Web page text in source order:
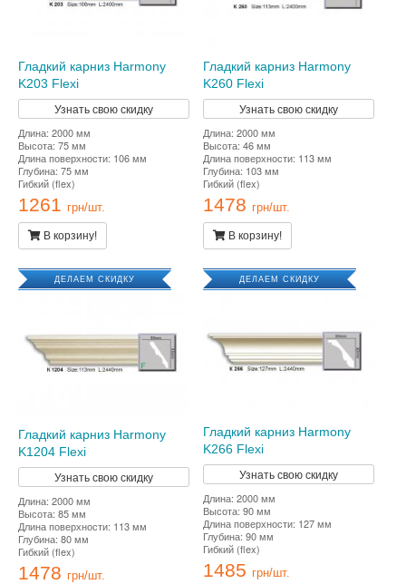
Гладкий карниз Harmony
K203 Flexi
Узнать свою скидку
Длина: 2000 мм
Высота: 75 мм
Длина поверхности: 106 мм
Глубина: 75 мм
Гибкий (flex)
1261 грн/шт.
В корзину!
Гладкий карниз Harmony
K260 Flexi
Узнать свою скидку
Длина: 2000 мм
Высота: 46 мм
Длина поверхности: 113 мм
Глубина: 103 мм
Гибкий (flex)
1478 грн/шт.
В корзину!
ДЕЛАЕМ СКИДКУ
Гладкий карниз Harmony
K1204 Flexi
Узнать свою скидку
Длина: 2000 мм
Высота: 85 мм
Длина поверхности: 113 мм
Глубина: 80 мм
Гибкий (flex)
1478 грн/шт.
ДЕЛАЕМ СКИДКУ
Гладкий карниз Harmony
K266 Flexi
Узнать свою скидку
Длина: 2000 мм
Высота: 90 мм
Длина поверхности: 127 мм
Глубина: 90 мм
Гибкий (flex)
1485 грн/шт.